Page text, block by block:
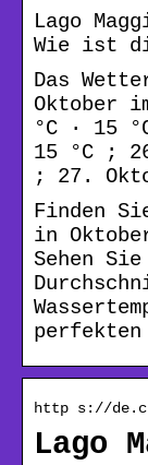
Lago
Wie ist
Das
Oktober
°C · 15
15 °C ;
; 27.
Finden
in
Sehen
perfekten
http s://
Lago